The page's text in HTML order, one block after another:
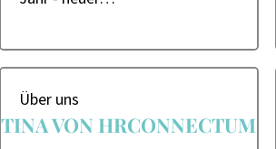
Über uns
TINA VON HRCONNECTUM